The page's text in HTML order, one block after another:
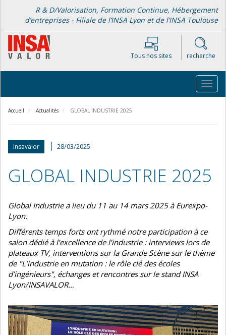
contenu
principal
R & D/Valorisation, Formation Continue, Hébergement
d’entreprises - Filiale de l’INSA Lyon et de l’INSA Toulouse
Tous nos sites recherche
Accueil Actualités GLOBAL INDUSTRIE 2025
Insavalor 28/03/2025
GLOBAL INDUSTRIE 2025
Global Industrie a lieu du 11 au 14 mars 2025 à Eurexpo-
Lyon.
Différents temps forts ont rythmé notre participation à ce
salon dédié à l’excellence de l’industrie : interviews lors de
plateaux TV, interventions sur la Grande Scène sur le thème
de "L’industrie en mutation : le rôle clé des écoles
d’ingénieurs", échanges et rencontres sur le stand INSA
Lyon/INSAVALOR…
Image